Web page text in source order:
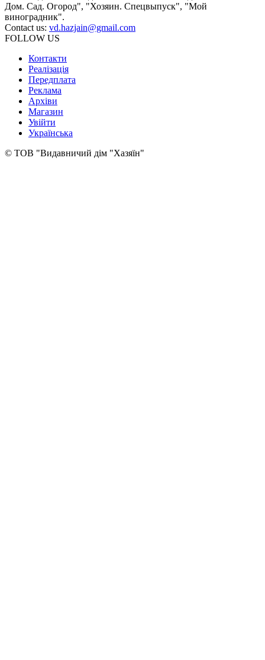
Дом. Сад. Огород", "Хозяин. Спецвыпуск", "Мой
виноградник".
Contact us: vd.hazjain@gmail.com
FOLLOW US
Контакти
Реалізація
Передплата
Реклама
Архіви
Магазин
Увійти
Українська
© ТОВ "Видавничий дім "Хазяїн"